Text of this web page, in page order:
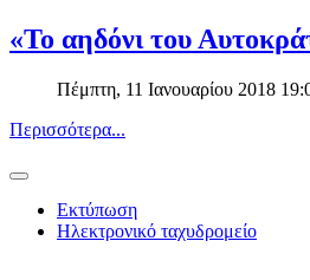
«Το αηδόνι του
Πέμπτη, 11 Ιανουαρίου 2018
Περισσότερα...
Εκτύπωση
Ηλεκτρονικό ταχυδρομείο